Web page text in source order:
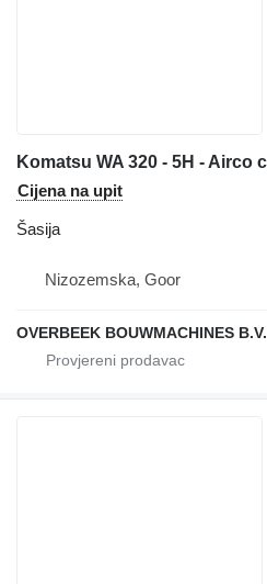
Cijena na upit
Šasija
Nizozemska, Goor
OVERBEEK BOUWMACHINES B.V.